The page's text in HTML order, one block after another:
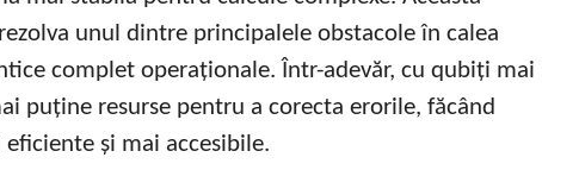
unul dintre principalele obstacole în calea
complet operaționale. Într-adevăr, cu qubiți mai
puține resurse pentru a corecta erorile, făcând
și mai accesibile.